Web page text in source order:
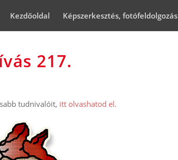
Kezdőoldal Képszerkesztés, fotófeldolgozás
217.
tudnivalóit, itt olvashatod el.